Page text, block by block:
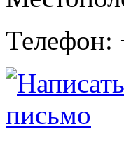
Телефон: